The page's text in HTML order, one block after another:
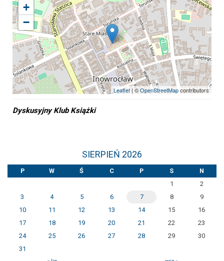
+
−
Leaflet| ©OpenStreetMapcontributors
Dyskusyjny Klub Książki
SIERPIEŃ 2026
P W Ś C P S
N
1
2
3
4 5 6 7 8
9
10
11 12 13 14 15
16
17
18 19 20 21 22
23
24
25 26 27 28 29
30
31